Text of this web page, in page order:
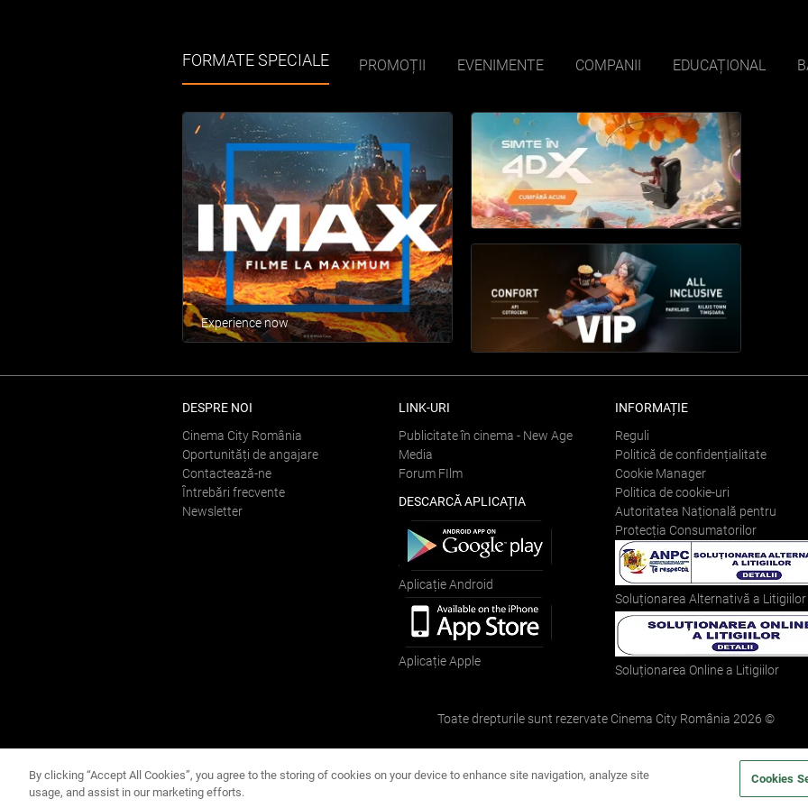
FORMATE SPECIALE PROMOȚII EVENIMENTE COMPANII EDUCAȚIONAL
Experience now
DESPRE NOI
Cinema City România
Oportunități de angajare
Contactează-ne
Întrebări frecvente
Newsletter
LINK-URI
Publicitate în cinema - New Age
Media
Forum FIlm
DESCARCĂ APLICAȚIA
Aplicație Android
Aplicație Apple
INFORMAȚIE
Reguli
Politică de confidențialitate
Cookie Manager
Politica de cookie-uri
Autoritatea Națională pentru
Protecția Consumatorilor
Soluționarea Alternativă a Litigiilor
Soluționarea Online a Litigiilor
Toate drepturile sunt rezervate Cinema City România 2026 ©
By clicking “Accept All Cookies”, you agree to the storing of cookies on your device to enhance site navigation, analyze site
usage, and assist in our marketing efforts.
Cookies